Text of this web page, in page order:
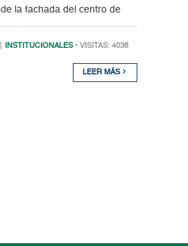
la fachada del centro de
INSTITUCIONALES • VISITAS: 4038
LEER MÁS